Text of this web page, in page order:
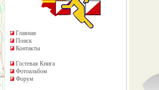
Главная
Поиск
Контакты
Гостевая Книга
Фотоальбом
Форум